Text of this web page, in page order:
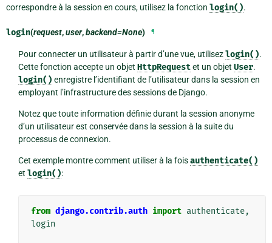
correspondre à la session en cours, utilisez la fonction login().
login(request,user,backend=None) ¶
Pour connecter un utilisateur à partir d’une vue, utilisezlogin().
Cette fonction accepte un objet HttpRequestet un objet User.
login() enregistre l’identifiant de l’utilisateur dans la session en
employant l’infrastructure des sessions de Django.
Notez que toute information définie durant la session anonyme
d’un utilisateur est conservée dans la session à la suite du
processus de connexion.
Cet exemple montre comment utiliser à la foisauthenticate()
et login():
from django.contrib.auth import authenticate,
login